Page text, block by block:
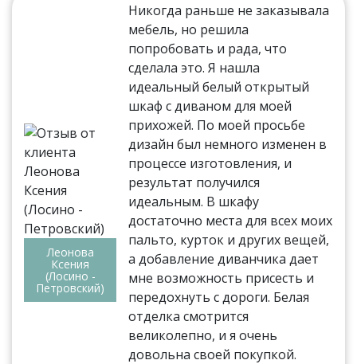
Леонова
Ксения
(Лосино -
Петровский)
Никогда раньше не заказывала
мебель, но решила
попробовать и рада, что
сделала это. Я нашла
идеальный белый открытый
шкаф с диваном для моей
прихожей. По моей просьбе
дизайн был немного изменен в
процессе изготовления, и
результат получился
идеальным. В шкафу
достаточно места для всех моих
пальто, курток и других вещей,
а добавление диванчика дает
мне возможность присесть и
передохнуть с дороги. Белая
отделка смотрится
великолепно, и я очень
довольна своей покупкой.